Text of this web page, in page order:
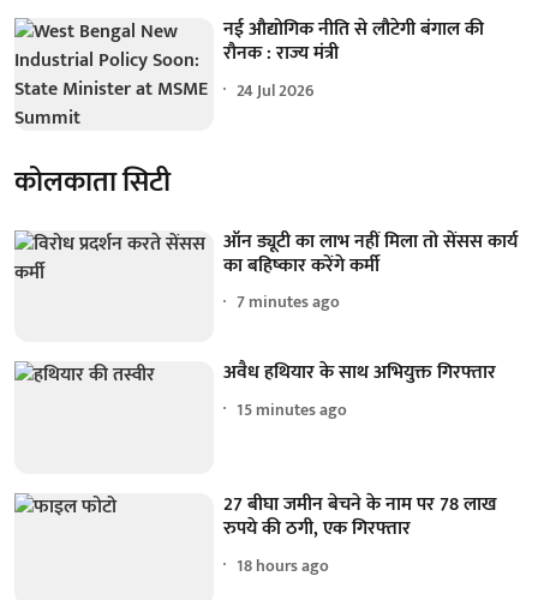
नई औद्योगिक नीति से लौटेगी बंगाल की
रौनक : राज्य मंत्री
24 Jul 2026
कोलकाता सिटी
ऑन ड्यूटी का लाभ नहीं मिला तो सेंसस कार्य
का बहिष्कार करेंगे कर्मी
7 minutes ago
अवैध हथियार के साथ अभियुक्त गिरफ्तार
15 minutes ago
27 बीघा जमीन बेचने के नाम पर 78 लाख
रुपये की ठगी, एक गिरफ्तार
18 hours ago